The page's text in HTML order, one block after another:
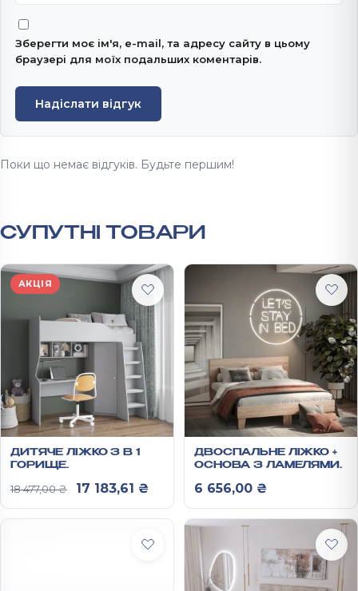
Зберегти моє ім'я, e-mail, та адресу сайту в цьому
браузері для моїх подальших коментарів.
Надіслати відгук
Поки що немає відгуків. Будьте першим!
СУПУТНІ ТОВАРИ
АКЦІЯ
ДИТЯЧЕ ЛІЖКО 3 В 1
ГОРИЩЕ
18 477,00₴ Оригінальна ціна: 18 477,00 ₴.
17 183,61 ₴ Поточна ціна: 17 183,61 ₴.
ДВОСПАЛЬНЕ ЛІЖКО +
ОСНОВА З ЛАМЕЛЯМИ
6 656,00 ₴